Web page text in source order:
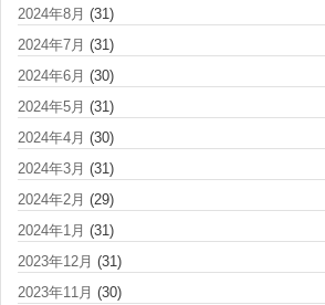
2024年8月 (31)
2024年7月 (31)
2024年6月 (30)
2024年5月 (31)
2024年4月 (30)
2024年3月 (31)
2024年2月 (29)
2024年1月 (31)
2023年12月 (31)
2023年11月 (30)